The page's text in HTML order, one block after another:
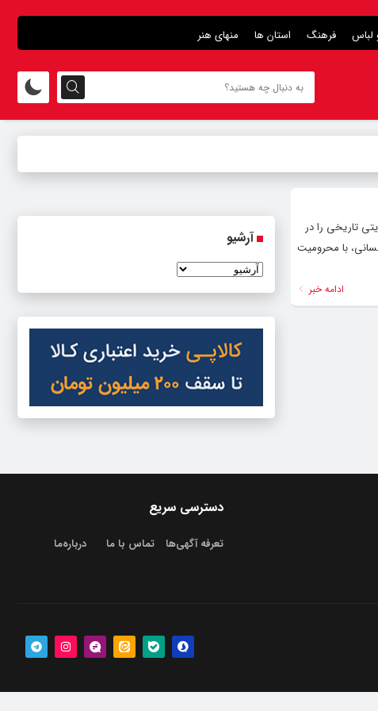
لباس فرهنگ استان ها منهای هنر
تاریخی را در
با محرومیت
ادامه خبر
آرشیو
دسترسی سریع
تعرفه آگهی‌ها تماس با ما درباره‌‌ما